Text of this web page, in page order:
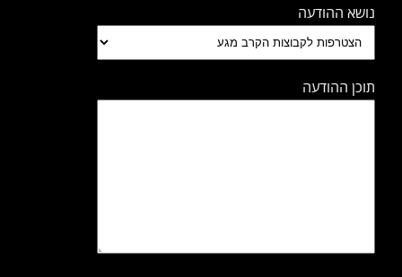
נושא ההודעה
תוכן ההודעה